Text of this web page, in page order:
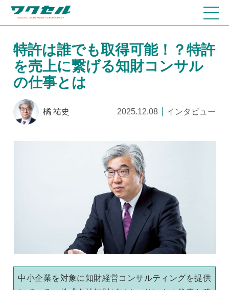
特許は誰でも取得可能！？特許
を売上に繋げる知財コンサル
の仕事とは
橘 祐史 2025.12.08 インタビュー
中小企業を対象に知財経営コンサルティングを提供